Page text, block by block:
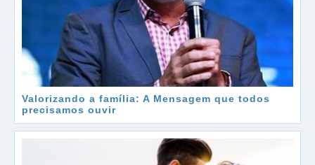
Valorizando a família: A Mensagem que todos
precisamos ouvir